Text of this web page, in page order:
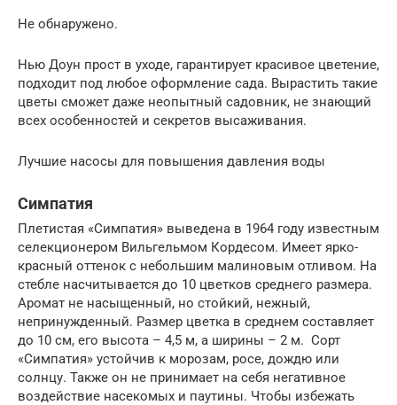
Не обнаружено.
Нью Доун прост в уходе, гарантирует красивое цветение,
подходит под любое оформление сада. Вырастить такие
цветы сможет даже неопытный садовник, не знающий
всех особенностей и секретов высаживания.
Лучшие насосы для повышения давления воды
Симпатия
Плетистая «Симпатия» выведена в 1964 году известным
селекционером Вильгельмом Кордесом. Имеет ярко-
красный оттенок с небольшим малиновым отливом. На
стебле насчитывается до 10 цветков среднего размера.
Аромат не насыщенный, но стойкий, нежный,
непринужденный. Размер цветка в среднем составляет
до 10 см, его высота – 4,5 м, а ширины – 2 м. Сорт
«Симпатия» устойчив к морозам, росе, дождю или
солнцу. Также он не принимает на себя негативное
воздействие насекомых и паутины. Чтобы избежать